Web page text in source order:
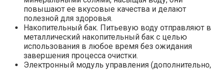
повышают ее вкусовые качества и делают
полезной для здоровья.
Накопительный бак. Питьевую воду отправляют в
металлический накопительный бак с целью
использования в любое время без ожидания
завершения процесса очистки.
Электронный модуль управления (дополнительно,